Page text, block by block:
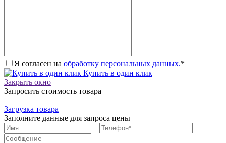
Я согласен на обработку персональных данных.*
Купить в один клик
Закрыть окно
Запросить стоимость товара
Загрузка товара
Заполните данные для запроса цены